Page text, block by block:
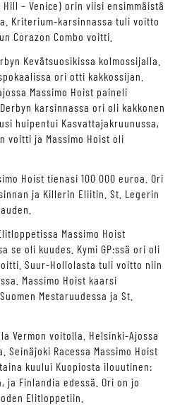
Hill – Venice) orin viisi ensimmäistä
Kriterium-karsinnassa tuli voitto
Corazon Combo voitti.
Kevätsuosikissa kolmossijalla.
ori otti kakkossijan.
Massimo Hoist paineli
karsinnassa ori oli kakkonen
huipentui Kasvattajakruunussa,
voitti ja Massimo Hoist oli
Hoist tienasi 100 000 euroa. Ori
ja Killerin Eliitin. St. Legerin
Massimo Hoist
se oli kuudes. Kymi GP:ssä ori oli
Suur-Hollolasta tuli voitto niin
Massimo Hoist kaarsi
Mestaruudessa ja St.
Vermon voitolla. Helsinki-Ajossa
Seinäjoki Racessa Massimo Hoist
kuului Kuopiosta ilouutinen:
ja Finlandia edessä. Ori on jo
Elitloppetiin.